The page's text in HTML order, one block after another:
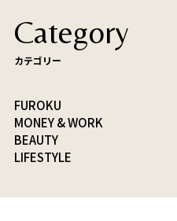
Category
カテゴリー
FUROKU
MONEY & WORK
BEAUTY
LIFESTYLE